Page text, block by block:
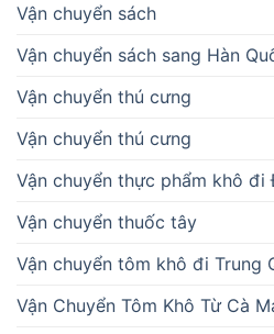
Vận chuyển sách
Vận chuyển sách sang Hàn
Vận chuyển thú cưng
Vận chuyển thú cưng
Vận chuyển thực phẩm khô đi
Vận chuyển thuốc tây
Vận chuyển tôm khô đi Trung
Vận Chuyển Tôm Khô Từ Cà